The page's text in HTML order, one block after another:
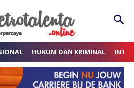
HUKUM DAN KRIMINAL